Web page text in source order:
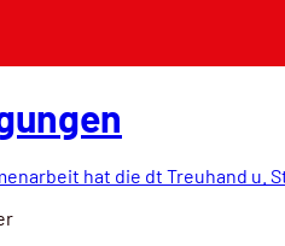
hat die dt Treuhand u.